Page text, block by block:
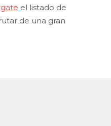
el listado de
de una gran